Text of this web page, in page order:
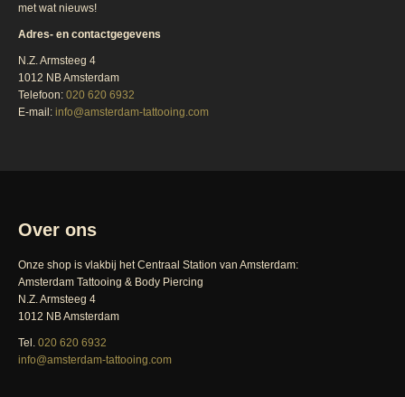
met wat nieuws!
Adres- en contactgegevens
N.Z. Armsteeg 4
1012 NB Amsterdam
Telefoon: 020 620 6932
E-mail: info@amsterdam-tattooing.com
Over ons
Onze shop is vlakbij het Centraal Station van Amsterdam:
Amsterdam Tattooing & Body Piercing
N.Z. Armsteeg 4
1012 NB Amsterdam
Tel. 020 620 6932
info@amsterdam-tattooing.com